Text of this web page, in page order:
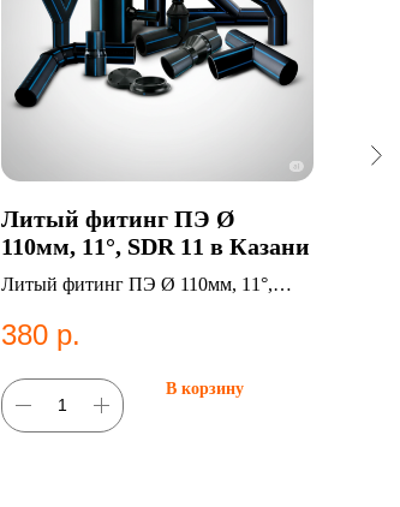
Литый фитинг ПЭ Ø
110мм, 11°, SDR 11 в Казани
Литый фитинг ПЭ Ø 110мм, 11°,
380 р.
В корзину